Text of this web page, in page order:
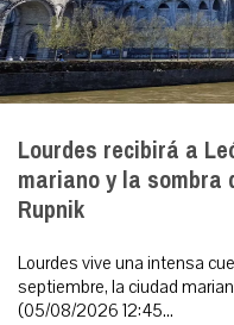
Lourdes recibirá a
mariano y la sombra
Rupnik
Lourdes vive una intensa
septiembre, la ciudad
(05/08/2026 12:45...